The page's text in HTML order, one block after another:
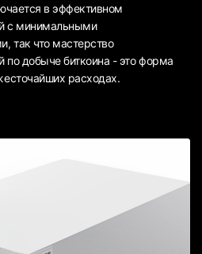
в эффективном
с минимальными
так что мастерство
по добыче биткоина - это форма
расходах.